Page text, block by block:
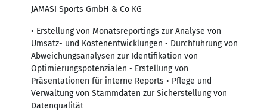
JAMASI Sports GmbH & Co KG
• Erstellung von Monatsreportings zur Analyse von
Umsatz- und Kostenentwicklungen • Durchführung von
Abweichungsanalysen zur Identifikation von
Optimierungspotenzialen • Erstellung von
Präsentationen für interne Reports • Pflege und
Verwaltung von Stammdaten zur Sicherstellung von
Datenqualität